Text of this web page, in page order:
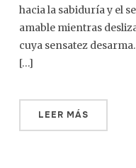
hacia la sabiduría y el
amable mientras
cuya sensatez
[…]
LEER MÁS